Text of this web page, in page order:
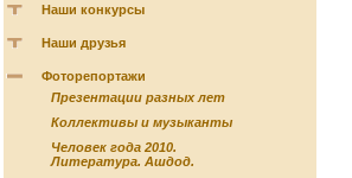
Наши конкурсы
Наши друзья
Фоторепортажи
Презентации разных лет
Коллективы и музыканты
Человек года 2010.
Литература. Ашдод.